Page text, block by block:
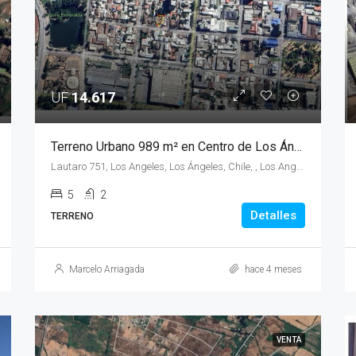
UF14.617
Terreno Urbano 989 m² en Centro de Los Ángeles – Ideal Desarrollo Inmobiliario (ZM-5)
Lautaro 751, Los Angeles, Los Ángeles, Chile, , Los Angeles,
5 2
TERRENO Detalles
Marcelo Arriagada hace 4 meses
VENTA